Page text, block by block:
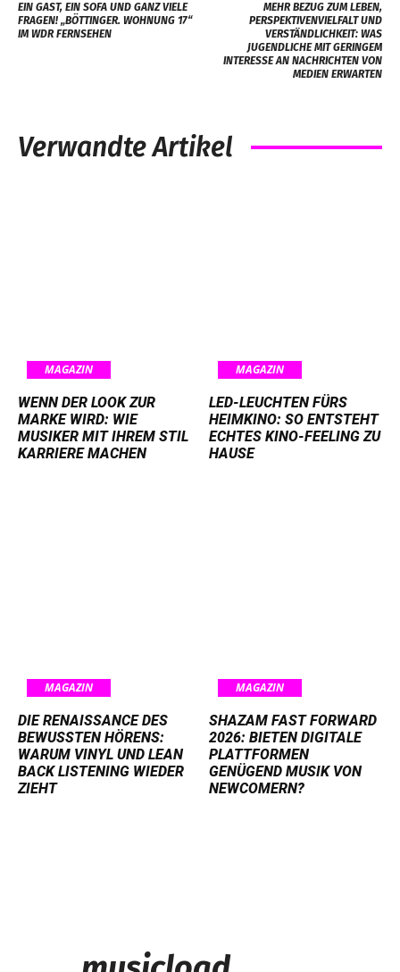
EIN GAST, EIN SOFA UND GANZ VIELE
FRAGEN! „BÖTTINGER. WOHNUNG 17“
IM WDR FERNSEHEN
MEHR BEZUG ZUM LEBEN,
PERSPEKTIVENVIELFALT UND
VERSTÄNDLICHKEIT: WAS
JUGENDLICHE MIT GERINGEM
INTERESSE AN NACHRICHTEN VON
MEDIEN ERWARTEN
Verwandte Artikel
MAGAZIN
WENN DER LOOK ZUR
MARKE WIRD: WIE
MUSIKER MIT IHREM STIL
KARRIERE MACHEN
MAGAZIN
LED-LEUCHTEN FÜRS
HEIMKINO: SO ENTSTEHT
ECHTES KINO-FEELING ZU
HAUSE
MAGAZIN
DIE RENAISSANCE DES
BEWUSSTEN HÖRENS:
WARUM VINYL UND LEAN
BACK LISTENING WIEDER
ZIEHT
MAGAZIN
SHAZAM FAST FORWARD
2026: BIETEN DIGITALE
PLATTFORMEN
GENÜGEND MUSIK VON
NEWCOMERN?